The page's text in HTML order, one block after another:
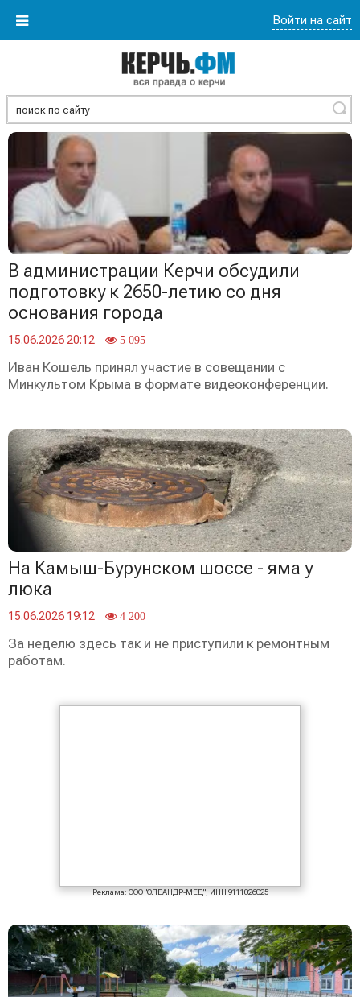
Найти
Войти на сайт
В администрации Керчи обсудили
подготовку к 2650-летию со дня
основания города
15.06.2026 20:12 5 095
Иван Кошель принял участие в совещании с
Минкультом Крыма в формате видеоконференции.
На Камыш-Бурунском шоссе - яма у
люка
15.06.2026 19:12 4 200
За неделю здесь так и не приступили к ремонтным
работам.
Реклама: ООО "ОЛЕАНДР-МЕД", ИНН 9111026025